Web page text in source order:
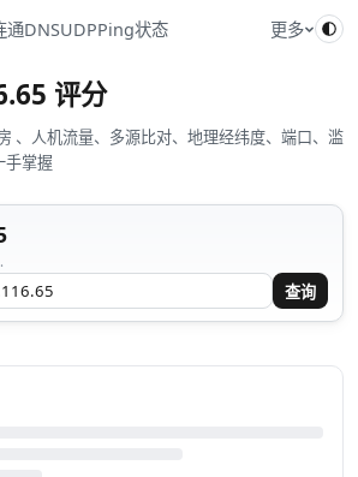
通DNSUDPPing状态 更多
评分
、人机流量、多源比对、地理经纬度、端口、滥
手掌握
查询